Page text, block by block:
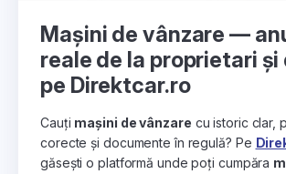
Mașini de vânzare —
reale de la proprietari și
pe Direktcar.ro
Cauți mașini de vânzare cu istoric clar,
corecte și documente în regulă? Pe
găsești o platformă unde poți cumpăra